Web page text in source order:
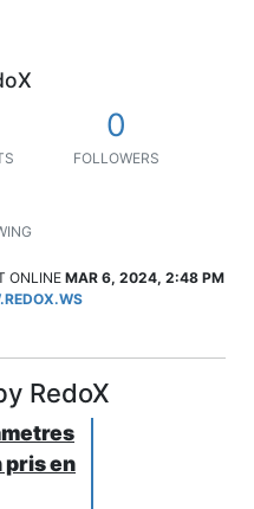
0
FOLLOWERS
ONLINE MAR 6, 2024, 2:48 PM
RedoX
pris en